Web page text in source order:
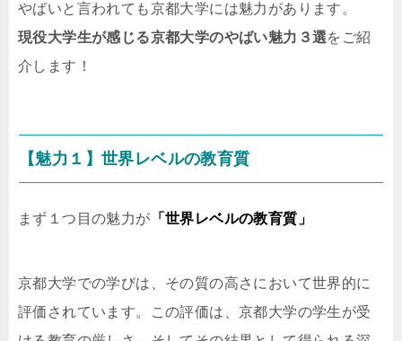
やばいと言われても京都大学には魅力があります。
現役大学生が感じる京都大学のやばい魅力３選をご紹
介します！
【魅力１】世界レベルの教育質
まず１つ目の魅力が 「世界レベルの教育質」
京都大学での学びは、その質の高さにおいて世界的に
評価されています。この評価は、京都大学の学生が受